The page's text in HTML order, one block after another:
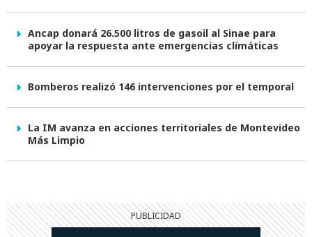
Ancap donará 26.500 litros de gasoil al Sinae para
apoyar la respuesta ante emergencias climáticas
Bomberos realizó 146 intervenciones por el temporal
La IM avanza en acciones territoriales de Montevideo
Más Limpio